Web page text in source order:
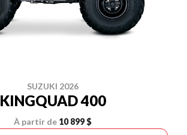
SUZUKI 2026
KINGQUAD 400
À partir de 10 899 $